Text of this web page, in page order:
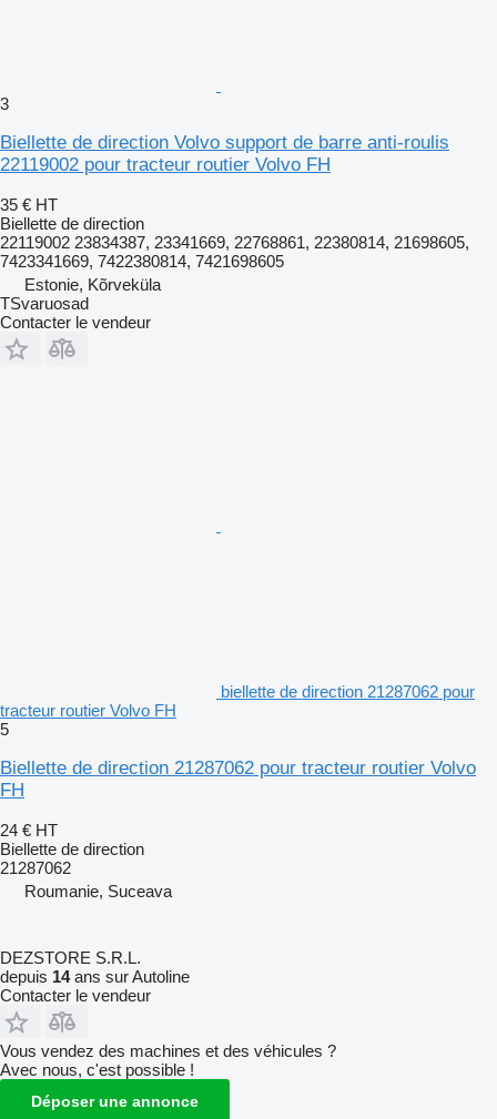
3
Biellette de direction Volvo support de barre anti-roulis
22119002 pour tracteur routier Volvo FH
35 € HT
Biellette de direction
22119002 23834387, 23341669, 22768861, 22380814, 21698605,
7423341669, 7422380814, 7421698605
Estonie, Kõrveküla
TSvaruosad
Contacter le vendeur
biellette de direction 21287062 pour
tracteur routier Volvo FH
5
Biellette de direction 21287062 pour tracteur routier Volvo
FH
24 € HT
Biellette de direction
21287062
Roumanie, Suceava
DEZSTORE S.R.L.
depuis 14ans sur Autoline
Contacter le vendeur
Vous vendez des machines et des véhicules ?
Avec nous, c'est possible !
Déposer une annonce